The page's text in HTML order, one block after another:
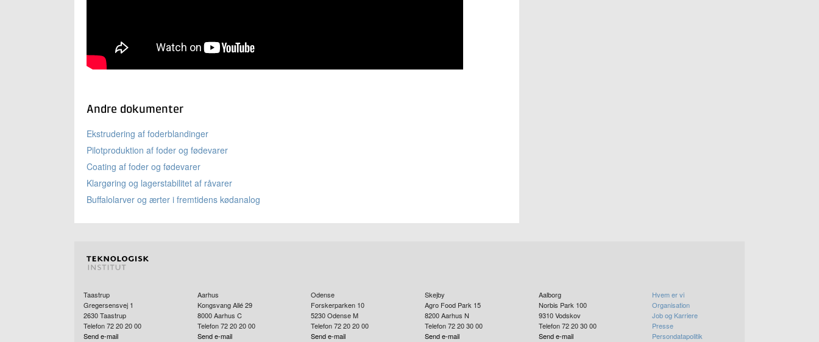
Andre dokumenter
Ekstrudering af foderblandinger
Pilotproduktion af foder og fødevarer
Coating af foder og fødevarer
Klargøring og lagerstabilitet af råvarer
Buffalolarver og ærter i fremtidens kødanalog
Taastrup
Gregersensvej 1
2630Taastrup
Telefon 72 20 20 00
Send e-mail
Aarhus
Kongsvang Allé 29
8000 Aarhus C
Telefon 72 20 20 00
Send e-mail
Odense
Forskerparken 10
5230 Odense M
Telefon 72 20 20 00
Send e-mail
Skejby
Agro Food Park 15
8200Aarhus N
Telefon 72 20 30 00
Send e-mail
Aalborg
Norbis Park 100
9310 Vodskov
Telefon 72 20 30 00
Send e-mail
Hvem er vi
Organisation
Job og Karriere
Presse
Persondatapolitik